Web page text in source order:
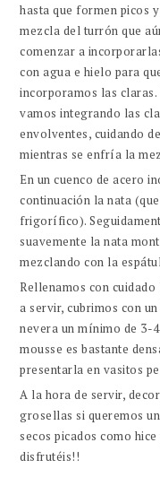
hasta que formen picos
mezcla del turrón que
comenzar a
con agua e hielo para
incorporamos las
vamos integrando las
envolventes, cuidando
mientras se enfría la
En un cuenco de acero
continuación la nata
frigorífico).
suavemente la nata
mezclando con la
Rellenamos con
a servir, cubrimos con
nevera un mínimo de 3-
mousse es bastante
presentarla en vasitos
A la hora de servir,
grosellas si queremos
secos picados como
disfrutéis!!